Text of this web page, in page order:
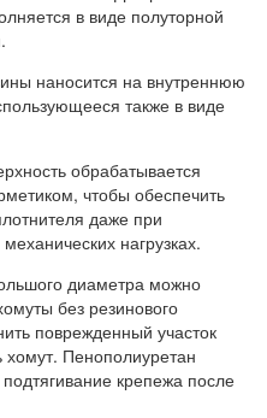
в виде полуторной
наносится на внутреннюю
также в виде
обрабатывается
чтобы обеспечить
даже при
нагрузках.
диаметра можно
без резинового
поврежденный участок
хомут. Пенополиуретан
крепежа после